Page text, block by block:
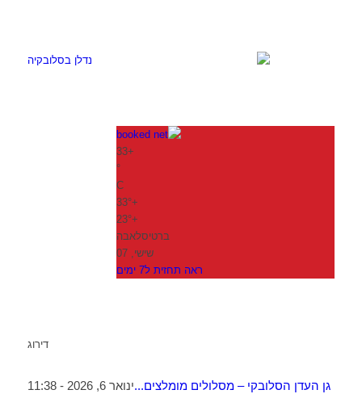
+
33
°
C
+
33°
+
23°
ברטיסלאבה
שישי, 07
ראה תחזית ל7 ימים
דירוג
גן העדן הסלובקי – מסלולים מומלצים...
ינואר 6, 2026 - 11:38